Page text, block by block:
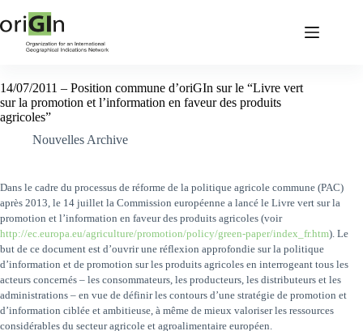
14/07/2011 – Position commune d’oriGIn sur le “Livre vert
sur la promotion et l’information en faveur des produits
agricoles”
Nouvelles Archive
Dans le cadre du processus de réforme de la politique agricole commune (PAC)
après 2013, le 14 juillet la Commission européenne a lancé le Livre vert sur la
promotion et l’information en faveur des produits agricoles (voir
http://ec.europa.eu/agriculture/promotion/policy/green-paper/index_fr.htm). Le
but de ce document est d’ouvrir une réflexion approfondie sur la politique
d’information et de promotion sur les produits agricoles en interrogeant tous les
acteurs concernés – les consommateurs, les producteurs, les distributeurs et les
administrations – en vue de définir les contours d’une stratégie de promotion et
d’information ciblée et ambitieuse, à même de mieux valoriser les ressources
considérables du secteur agricole et agroalimentaire européen.